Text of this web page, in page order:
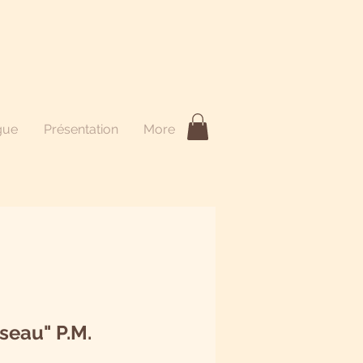
Présentation More
P.M.